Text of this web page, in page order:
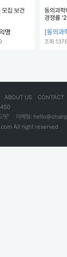
모집 보건
명
동의과
경쟁률
[동의과
조회
CONTACT
ABOUT US
밋'
이메일:
All right reserved